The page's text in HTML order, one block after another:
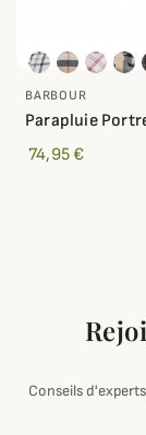
BARBOUR
Parapluie
74,95 €
Conseils